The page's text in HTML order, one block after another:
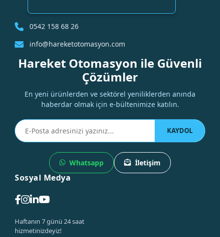
0542 158 68 26
info@hareketotomasyon.com
Hareket Otomasyon ile Güvenli
Çözümler
En yeni ürünlerden ve sektörel yeniliklerden anında
haberdar olmak için e-bültenimize katılın.
KAYDOL
Whatsapp İletişim
Sosyal Medya
Haftanın 7 günü 24 saat
hizmetinizdeyiz!